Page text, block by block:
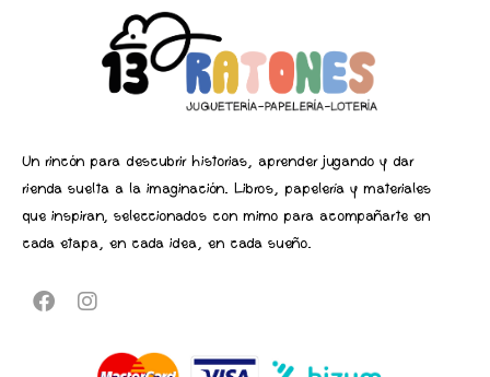
Un rincón para descubrir historias, aprender jugando y dar
rienda suelta a la imaginación. Libros, papelería y materiales
que inspiran, seleccionados con mimo para acompañarte en
cada etapa, en cada idea, en cada sueño.